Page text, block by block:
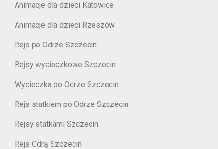
Animacje dla dzieci Katowice
Animacje dla dzieci Rzeszów
Rejs po Odrze Szczecin
Rejsy wycieczkowe Szczecin
Wycieczka po Odrze Szczecin
Rejs statkiem po Odrze Szczecin
Rejsy statkami Szczecin
Rejs Odrą Szczecin